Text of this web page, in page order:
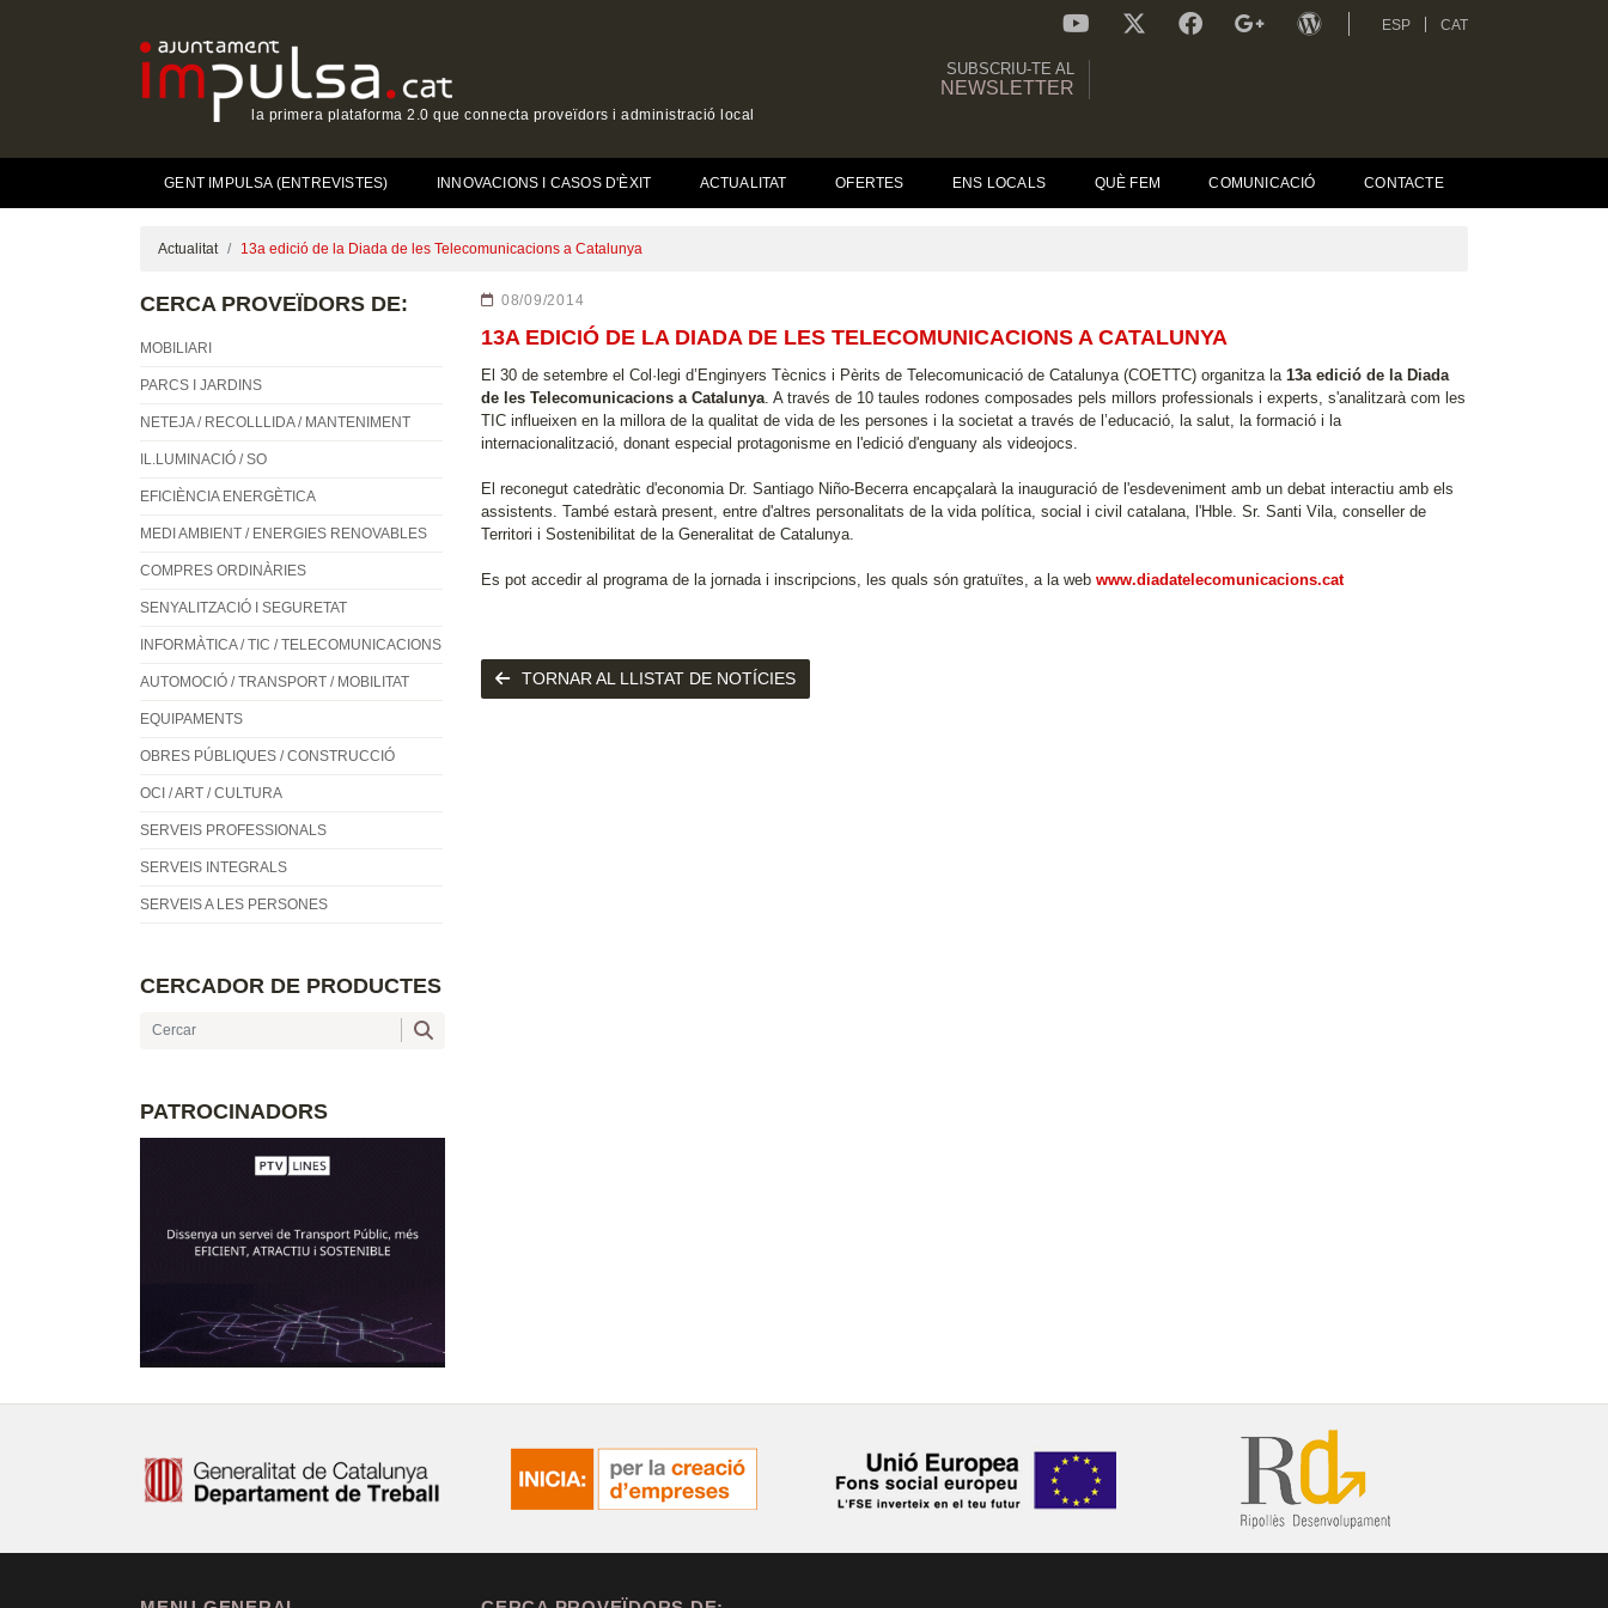
la primera plataforma 2.0 que connecta proveïdors i administració local
ESP CAT
SUBSCRIU-TE AL
NEWSLETTER
GENT IMPULSA (ENTREVISTES) INNOVACIONS I CASOS D'ÈXIT ACTUALITAT(CURRENT)OFERTES ENS LOCALS QUÈ FEM COMUNICACIÓ CONTACTE
Actualitat 13a edició de la Diada de les Telecomunicacions a Catalunya
CERCA PROVEÏDORS DE:
MOBILIARI
PARCS I JARDINS
NETEJA / RECOLLLIDA / MANTENIMENT
IL.LUMINACIÓ / SO
EFICIÈNCIA ENERGÈTICA
MEDI AMBIENT / ENERGIES RENOVABLES
COMPRES ORDINÀRIES
SENYALITZACIÓ I SEGURETAT
INFORMÀTICA / TIC / TELECOMUNICACIONS
AUTOMOCIÓ / TRANSPORT / MOBILITAT
EQUIPAMENTS
OBRES PÚBLIQUES / CONSTRUCCIÓ
OCI / ART / CULTURA
SERVEIS PROFESSIONALS
SERVEIS INTEGRALS
SERVEIS A LES PERSONES
CERCADOR DE PRODUCTES
PATROCINADORS
08/09/2014
13A EDICIÓ DE LA DIADA DE LES TELECOMUNICACIONS A CATALUNYA
El 30 de setembre el Col·legi d’Enginyers Tècnics i Pèrits de Telecomunicació de Catalunya (COETTC) organitza la 13a edició de la Diada
de les Telecomunicacions a Catalunya. A través de 10 taules rodones composades pels millors professionals i experts, s'analitzarà com les
TIC influeixen en la millora de la qualitat de vida de les persones i la societat a través de l’educació, la salut, la formació i la
internacionalització, donant especial protagonisme en l'edició d'enguany als videojocs.
El reconegut catedràtic d'economia Dr. Santiago Niño-Becerra encapçalarà la inauguració de l'esdeveniment amb un debat interactiu amb els
assistents. També estarà present, entre d'altres personalitats de la vida política, social i civil catalana, l'Hble. Sr. Santi Vila, conseller de
Territori i Sostenibilitat de la Generalitat de Catalunya.
Es pot accedir al programa de la jornada i inscripcions, les quals són gratuïtes, a la web www.diadatelecomunicacions.cat
TORNAR AL LLISTAT DE NOTÍCIES